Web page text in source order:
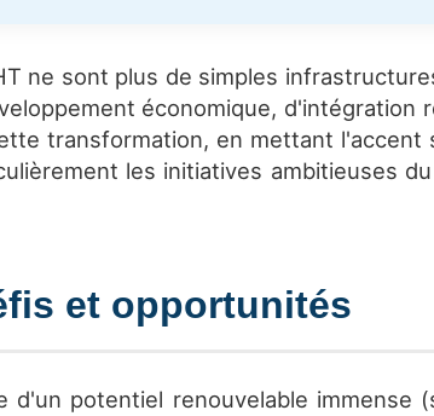
ne sont plus de simples
économique, d'intégration
transformation, en mettant l'accent
les initiatives ambitieuses
et opportunités
potentiel renouvelable immense